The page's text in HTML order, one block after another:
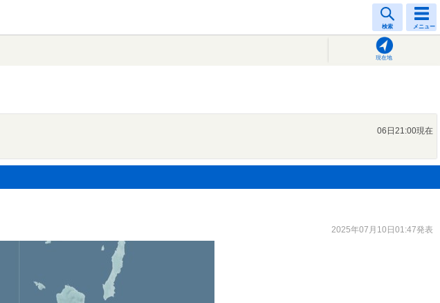
検索 メニュー
現在地
06日21:00現在
2025年07月10日01:47発表